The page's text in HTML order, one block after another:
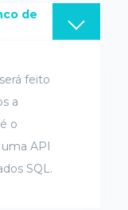
de
feito
a
o
API
SQL.